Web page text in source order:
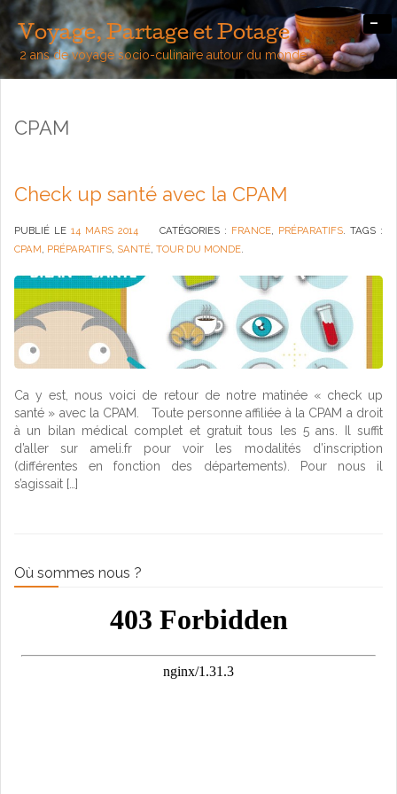
Voyage, Partage et Potage
2 ans de voyage socio-culinaire autour du monde
-
CPAM
Check up santé avec la CPAM
PUBLIÉ LE 14 MARS 2014 CATÉGORIES : FRANCE, PRÉPARATIFS. TAGS :
CPAM, PRÉPARATIFS, SANTÉ, TOUR DU MONDE.
Ca y est, nous voici de retour de notre matinée « check up
santé » avec la CPAM. Toute personne affiliée à la CPAM a droit
à un bilan médical complet et gratuit tous les 5 ans. Il suffit
d’aller sur ameli.fr pour voir les modalités d’inscription
(différentes en fonction des départements). Pour nous il
s’agissait […]
Où sommes nous ?